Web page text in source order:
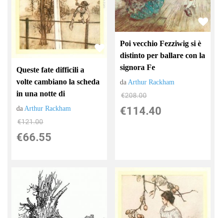
Queste fate difficili a
volte cambiano la scheda
in una notte di
daArthur Rackham
€121.00
€66.55
Poi vecchio Fezziwig si è
distinto per ballare con la
signora Fe
da Arthur Rackham
€208.00
€114.40